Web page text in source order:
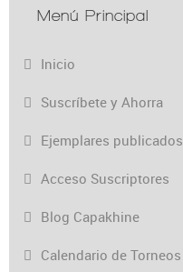
Menú Principal
Inicio
Suscríbete y Ahorra
Ejemplares publicados
Acceso Suscriptores
Blog Capakhine
Calendario de Torneos